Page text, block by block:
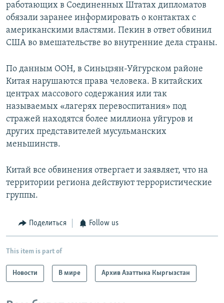
работающих в Соединенных Штатах дипломатов
обязали заранее информировать о контактах с
американскими властями. Пекин в ответ обвинил
США во вмешательстве во внутренние дела страны.
По данным ООН, в Синьцзян-Уйгурском районе
Китая нарушаются права человека. В китайских
центрах массового содержания или так
называемых «лагерях перевоспитания» под
стражей находятся более миллиона уйгуров и
других представителей мусульманских
меньшинств.
Китай все обвинения отвергает и заявляет, что на
территории региона действуют террористические
группы.
Поделиться Follow us
This item is part of
Новости В мире Архив Азаттыка Кыргызстан